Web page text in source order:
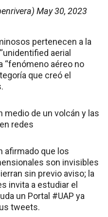
May 30, 2023
pertenecen a la
aerial
“fenómeno aéreo no
que creó el
afirmado que los
son invisibles
sin previo aviso; la
invita a estudiar el
un Portal #UAP ya
tweets.